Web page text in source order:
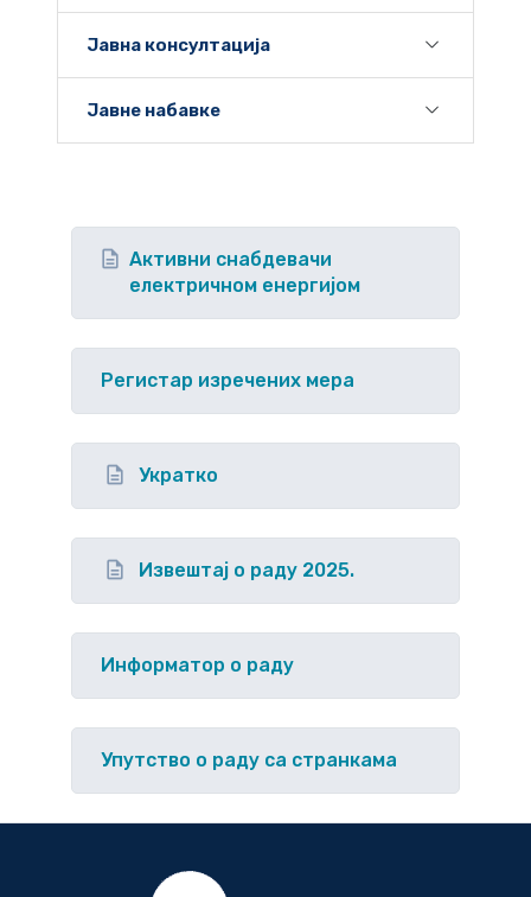
Јавна консултација
Јавне набавке
Активни снабдевачи
електричном енергијом
Регистар изречених мера
Укратко
Извештај о раду 2025.
Информатор о раду
Упутство o раду са странкама